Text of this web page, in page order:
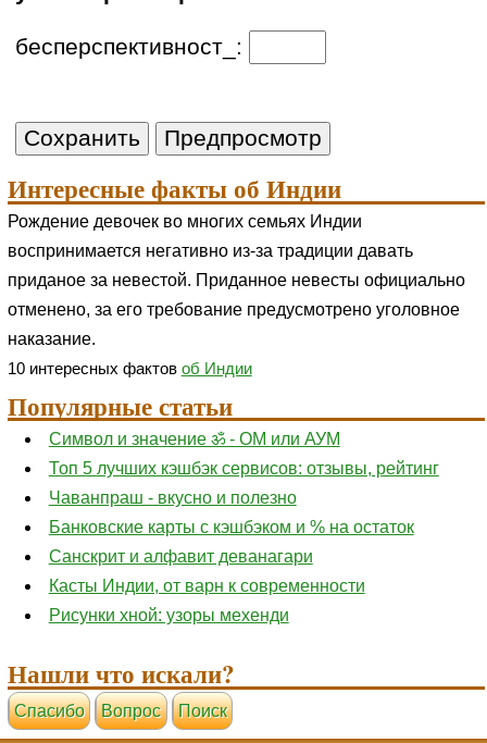
бесперспективност_:
Интересные факты об Индии
Рождение девочек во многих семьях Индии
воспринимается негативно из-за традиции давать
приданое за невестой. Приданное невесты официально
отменено, за его требование предусмотрено уголовное
наказание.
10 интересных фактов об Индии
Популярные статьи
Символ и значение ॐ - ОМ или АУМ
Топ 5 лучших кэшбэк сервисов: отзывы, рейтинг
Чаванпраш - вкусно и полезно
Банковские карты с кэшбэком и % на остаток
Санскрит и алфавит деванагари
Касты Индии, от варн к современности
Рисунки хной: узоры мехенди
Нашли что искали?
Cпасибо Вопрос Поиск